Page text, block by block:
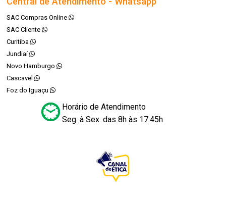
SAC Compras Online
SAC Cliente
Curitiba
Jundiaí
Novo Hamburgo
Cascavel
Foz do Iguaçu
Horário de Atendimento
Seg. à Sex. das 8h às 17:45h